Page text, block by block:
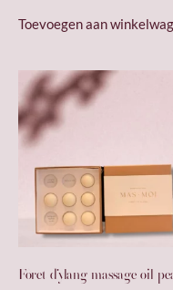
Toevoegen aan
Fôret d’ylang massage oil